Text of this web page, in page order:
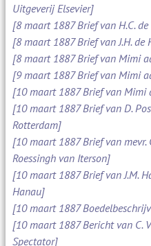
Uitgeverij Elsevier]
[8 maart 1887 Brief van H.C.
[8 maart 1887 Brief van J.H. de
[8 maart 1887 Brief van Mimi
[9 maart 1887 Brief van Mimi
[10 maart 1887 Brief van Mimi
[10 maart 1887 Brief van D.
Rotterdam]
[10 maart 1887 Brief van mevr.
Roessingh van Iterson]
[10 maart 1887 Brief van J.M.
Hanau]
[10 maart 1887
[10 maart 1887 Bericht van C.
Spectator]